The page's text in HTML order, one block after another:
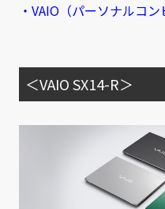
・VAIO（パーソナルコ
＜VAIO SX14-R＞